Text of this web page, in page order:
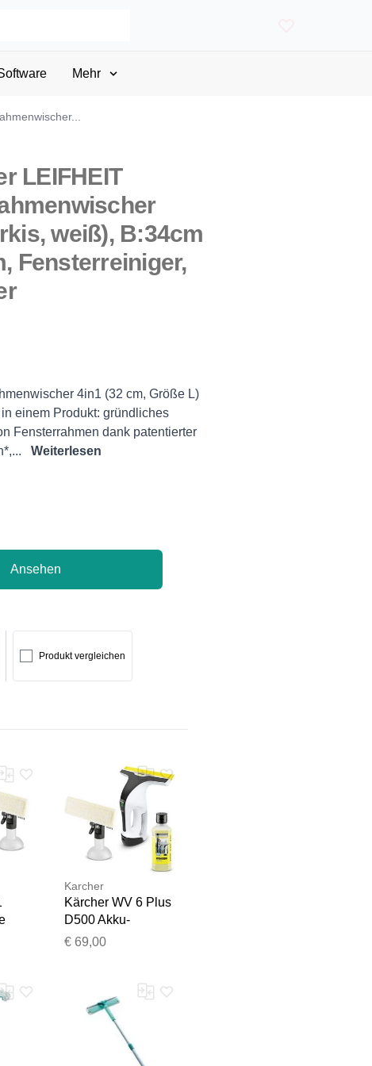
Mehr
LEIFHEIT
weiß), B:34cm
Fensterreiniger,
4in1 (32 cm, Größe L)
einem Produkt: gründliches
Fensterrahmen dank patentierter
Weiterlesen
Ansehen
Produkt vergleichen
Karcher
Kärcher WV 6 Plus
D500 Akku-
Fensterreiniger
€ 69,00
Team geprüft.